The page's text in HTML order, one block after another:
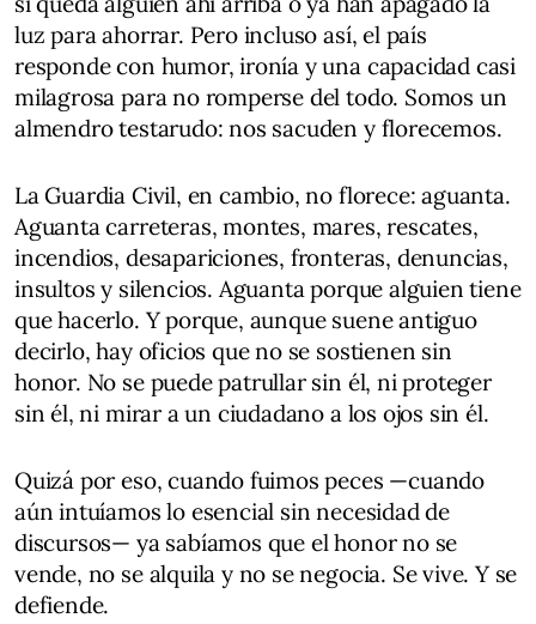
luz para ahorrar. Pero incluso así, el país
responde con humor, ironía y una capacidad casi
milagrosa para no romperse del todo. Somos un
almendro testarudo: nos sacuden y florecemos.
La Guardia Civil, en cambio, no florece: aguanta.
Aguanta carreteras, montes, mares, rescates,
incendios, desapariciones, fronteras, denuncias,
insultos y silencios. Aguanta porque alguien tiene
que hacerlo. Y porque, aunque suene antiguo
decirlo, hay oficios que no se sostienen sin
honor. No se puede patrullar sin él, ni proteger
sin él, ni mirar a un ciudadano a los ojos sin él.
Quizá por eso, cuando fuimos peces —cuando
aún intuíamos lo esencial sin necesidad de
discursos— ya sabíamos que el honor no se
vende, no se alquila y no se negocia. Se vive. Y se
defiende.